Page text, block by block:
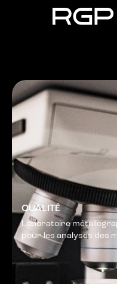
QUALITÉ
Laboratoire
pour les analyses des